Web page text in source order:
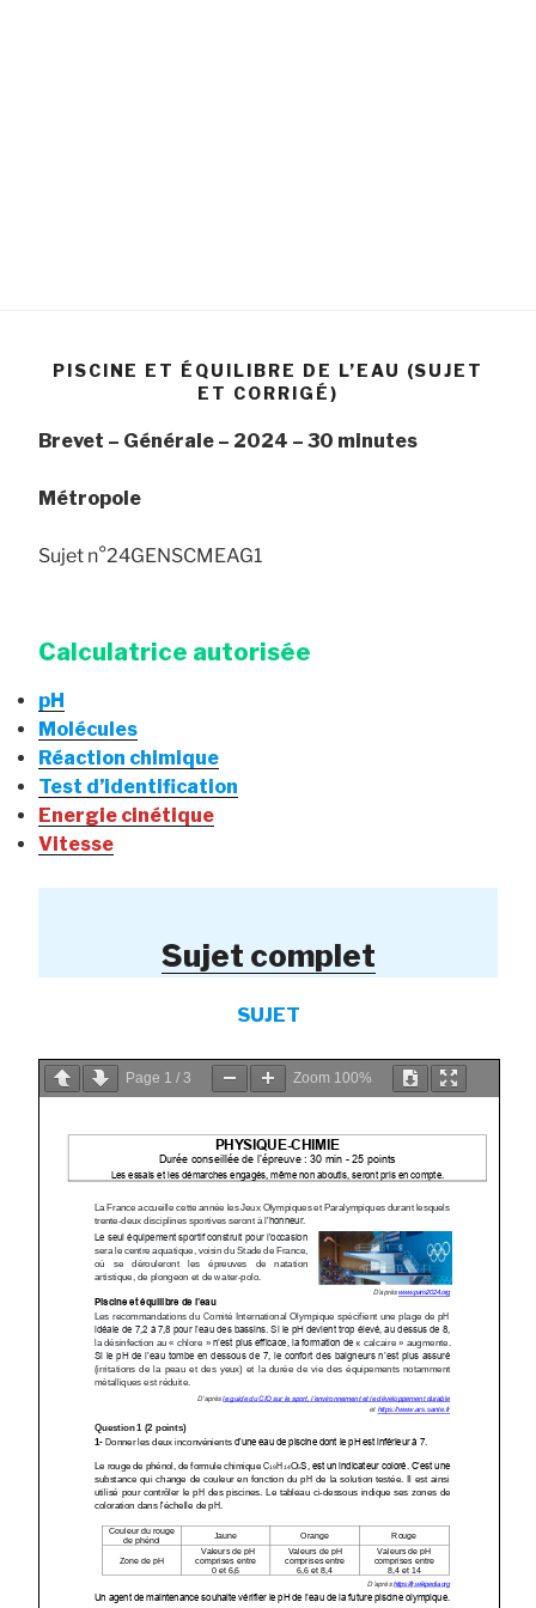
PISCINE ET ÉQUILIBRE DE L’EAU (SUJET
ET CORRIGÉ)
Brevet – Générale – 2024 – 30 minutes
Métropole
Sujet n°24GENSCMEAG1
Calculatrice autorisée
pH
Molécules
Réaction chimique
Test d’identification
Energie cinétique
Vitesse
Sujet complet
SUJET
Page 1 / 3 Zoom 100%